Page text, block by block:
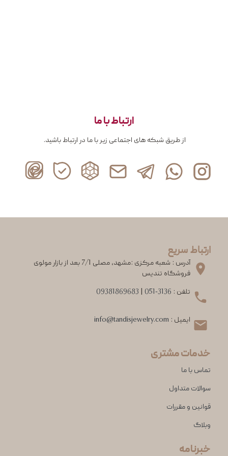
ارتباط با ما
از طریق شبکه های اجتماعی زیر با ما در ارتباط باشید.
ارتباط سریع
آدرس : شعبه مرکزی :مشهد، مصلی 7/1 بعد از بازار مولوی
فروشگاه تندیس
تلفن : 051-3136
09381869683
ایمیل : info@tandisjewelry.com
خدمات مشتری
تماس با ما
سوالات متداول
قوانین و مقررات
وبلاگ
خبرنامه